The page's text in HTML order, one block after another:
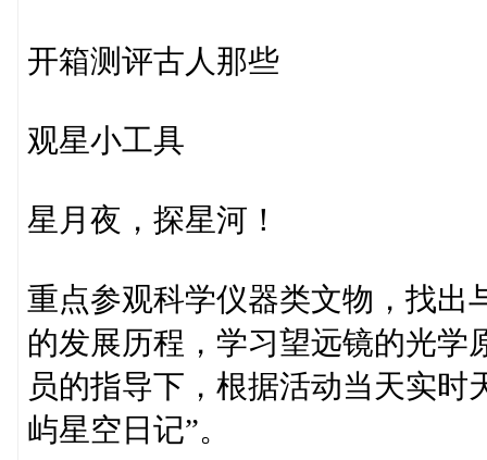
开箱测评古人那些
观星小工具
星月夜，探星河！
重点参观科学仪器类文物，找出
的发展历程，学习望远镜的光
员的指导下，根据活动当天实时
屿星空日记”。